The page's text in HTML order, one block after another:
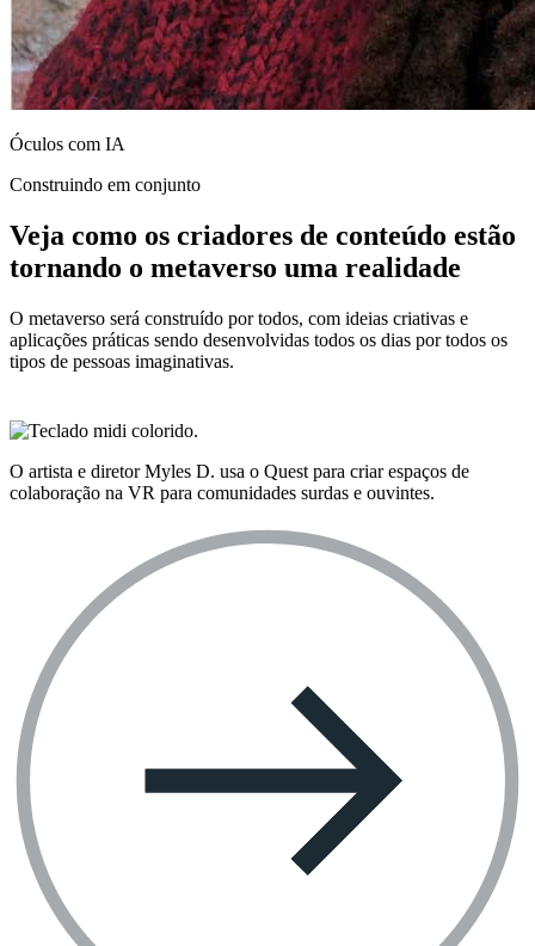
Óculos com IA
Construindo em conjunto
Veja como os criadores de conteúdo estão
tornando o metaverso uma realidade
O metaverso será construído por todos, com ideias criativas e
aplicações práticas sendo desenvolvidas todos os dias por todos os
tipos de pessoas imaginativas.
O artista e diretor Myles D. usa o Quest para criar espaços de
colaboração na VR para comunidades surdas e ouvintes.